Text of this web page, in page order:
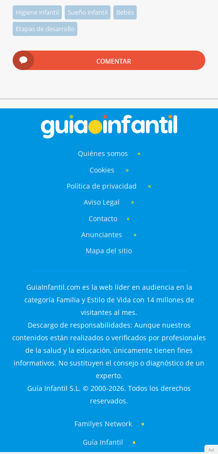
Higiene infantil Sueño infantil
Bebés
Etapas de desarrollo
COMENTAR
Ad
Quiénes somos
Cookies
Política de privacidad
Aviso Legal
Contacto
Anunciantes
Mapa del sitio
GuiaInfantil.com es la web líder en audiencia en la
categoría Familia y Estilo de Vida con 14 millones de
visitantes al mes.
Descargo de responsabilidades: Aunque nuestros
contenidos están realizados o verificados por profesionales
de la salud y la educación, únicamente tienen fines
informativos. No sustituyen el consejo o diagnóstico de un
experto.
Guía Infantil S.L. © 2000-2026. Todos los derechos
reservados.
Familyes Network
Guía Infantil